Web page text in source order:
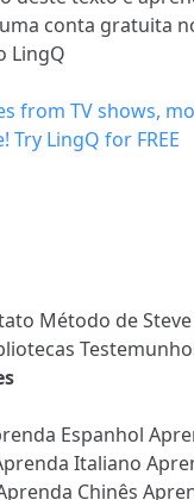
conta gratuita
LingQ
Método de Steve
Espanhol
Italiano
Chinês